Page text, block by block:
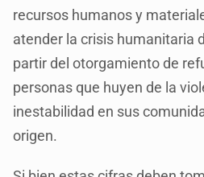
recursos humanos y
atender la crisis humanitaria
partir del otorgamiento de
personas que huyen de la
inestabilidad en sus
origen.